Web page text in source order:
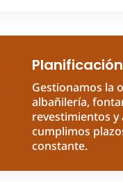
Gestionamos la
albañilería,
revestimientos y
cumplimos
constante.